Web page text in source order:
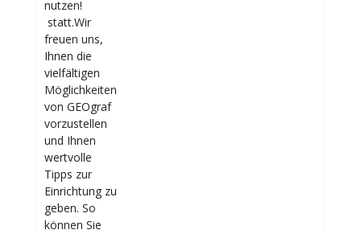
nutzen!
statt.Wir
freuen uns,
Ihnen die
vielfältigen
Möglichkeiten
von GEOgraf
vorzustellen
und Ihnen
wertvolle
Tipps zur
Einrichtung zu
geben. So
können Sie